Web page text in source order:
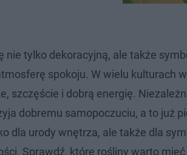
nie tylko dekoracyjną, ale także
spokoju. W wielu kulturach
szczęście i dobrą energię.
dobremu samopoczuciu, a to już
dla urody wnętrza, ale także dla
Sprawdź, które rośliny warto